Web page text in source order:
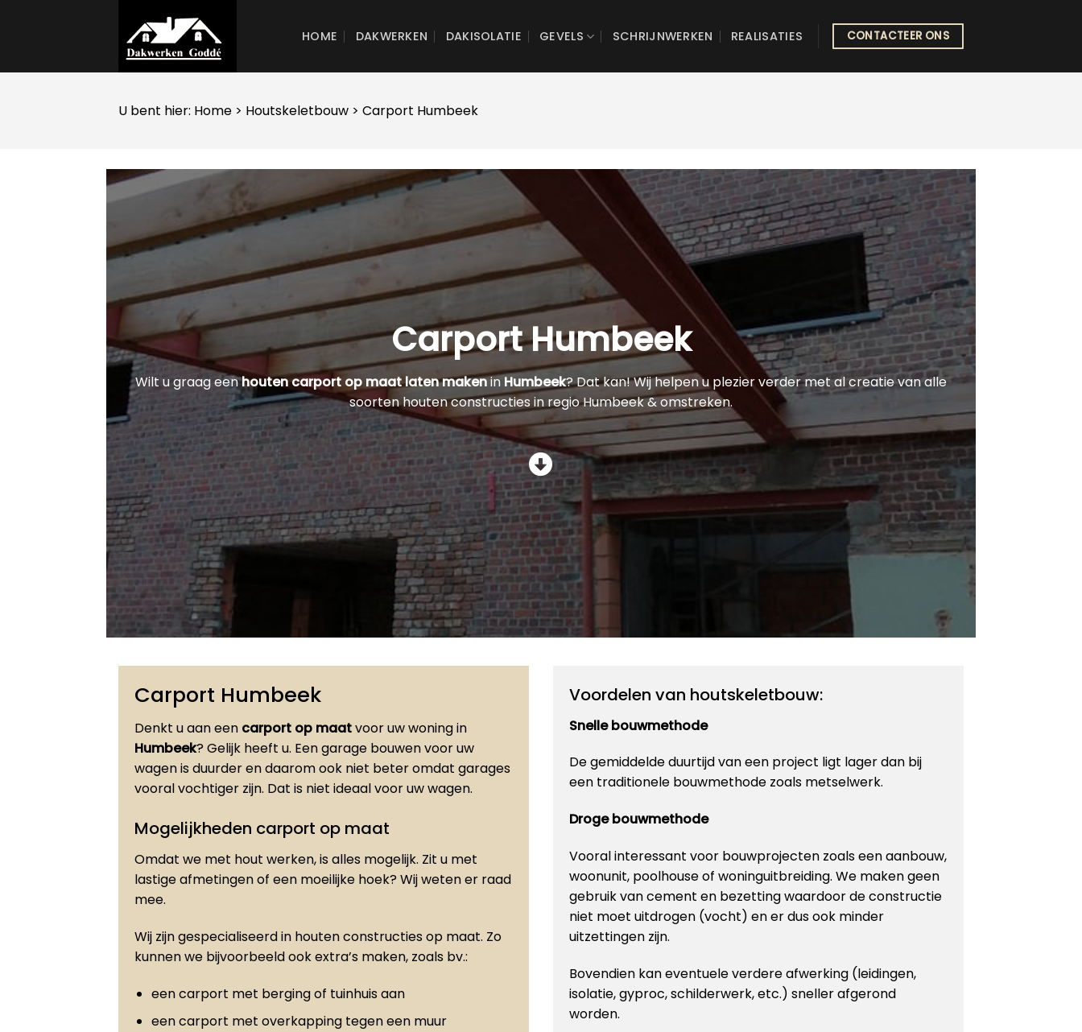
HOME DAKWERKEN DAKISOLATIE GEVELS SCHRIJNWERKEN REALISATIES CONTACTEER ONS
U bent hier: Home > Houtskeletbouw > Carport Humbeek
Carport Humbeek
Wilt u graag eenhouten carport op maat laten makenin Humbeek? Dat kan! Wij helpen u plezier verder met al creatie van alle
soorten houten constructies in regio Humbeek & omstreken.
Carport Humbeek
Denkt u aan een carport op maatvoor uw woning in
Humbeek? Gelijk heeft u. Een garage bouwen voor uw
wagen is duurder en daarom ook niet beter omdat garages
vooral vochtiger zijn. Dat is niet ideaal voor uw wagen.
Mogelijkheden carport op maat
Omdat we met hout werken, is alles mogelijk. Zit u met
lastige afmetingen of een moeilijke hoek? Wij weten er raad
mee.
Wij zijn gespecialiseerd in houten constructies op maat. Zo
kunnen we bijvoorbeeld ook extra’s maken, zoals bv.:
een carport met berging of tuinhuis aan
een carport met overkapping tegen een muur
Voordelen van houtskeletbouw:
Snelle bouwmethode
De gemiddelde duurtijd van een project ligt lager dan bij
een traditionele bouwmethode zoals metselwerk.
Droge bouwmethode
Vooral interessant voor bouwprojecten zoals een aanbouw,
woonunit, poolhouse of woninguitbreiding. We maken geen
gebruik van cement en bezetting waardoor de constructie
niet moet uitdrogen (vocht) en er dus ook minder
uitzettingen zijn.
Bovendien kan eventuele verdere afwerking (leidingen,
isolatie, gyproc, schilderwerk, etc.) sneller afgerond
worden.